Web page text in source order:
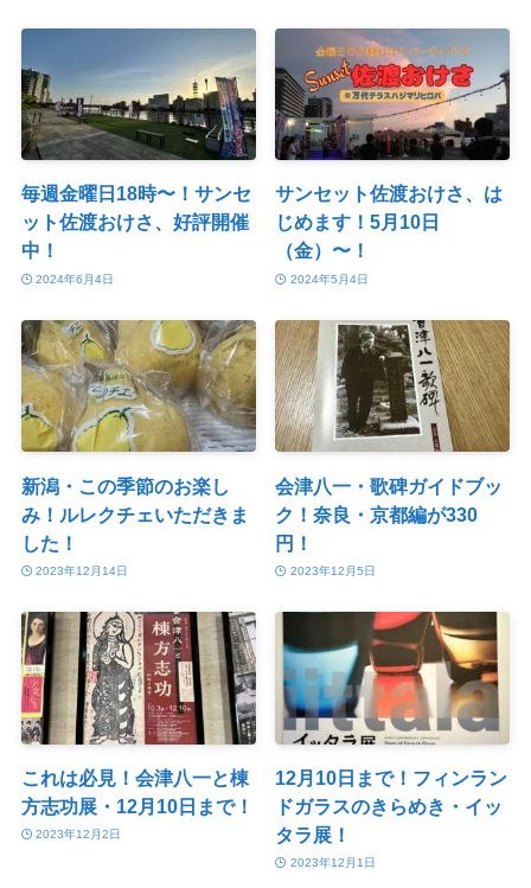
毎週金曜日18時〜！サンセ
ット佐渡おけさ、好評開催
中！
2024年6月4日
サンセット佐渡おけさ、は
じめます！5月10日
（金）〜！
2024年5月4日
新潟・この季節のお楽し
み！ルレクチェいただきま
した！
2023年12月14日
会津八一・歌碑ガイドブッ
ク！奈良・京都編が330
円！
2023年12月5日
これは必見！会津八一と棟
方志功展・12月10日まで！
2023年12月2日
12月10日まで！フィンラン
ドガラスのきらめき・イッ
タラ展！
2023年12月1日